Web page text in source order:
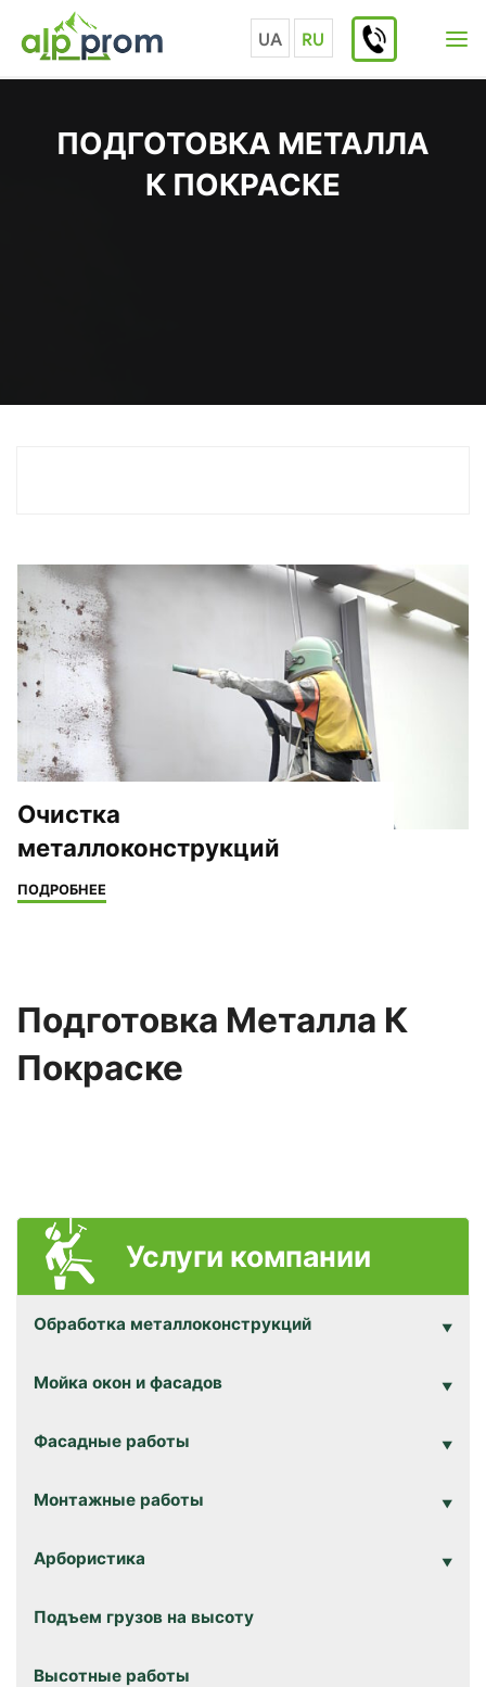
содержимому
UA RU
ПОДГОТОВКА МЕТАЛЛА
К ПОКРАСКЕ
Очистка
металлоконструкций
ПОДРОБНЕЕ
Подготовка Металла К
Покраске
Услуги компании
Обработка металлоконструкций
Мойка окон и фасадов
Фасадные работы
Монтажные работы
Арбористика
Подъем грузов на высоту
Высотные работы